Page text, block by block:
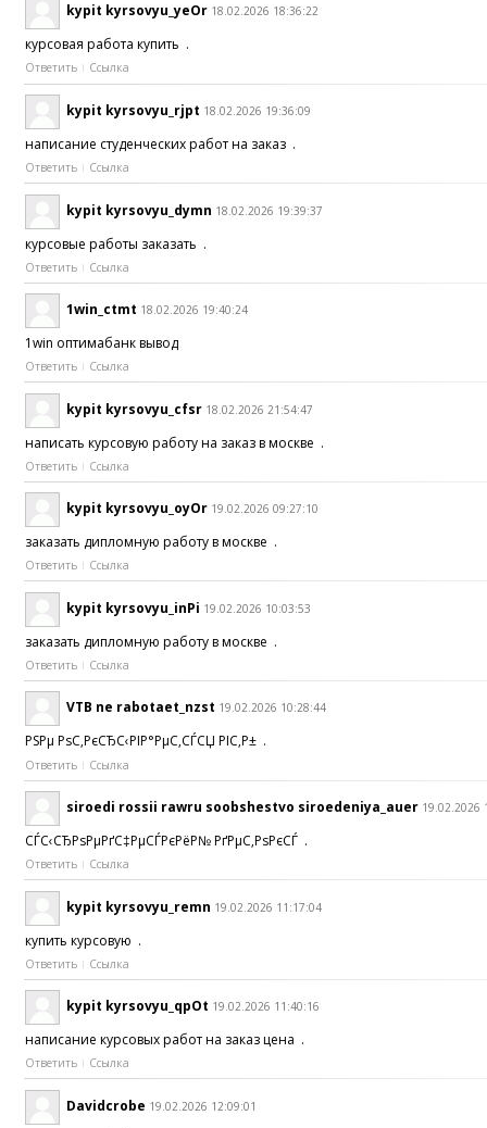
kypit kyrsovyu_yeOr 18.02.2026 18:36:22
курсовая работа купить .
Ответить Ссылка
kypit kyrsovyu_rjpt 18.02.2026 19:36:09
написание студенческих работ на заказ .
Ответить Ссылка
kypit kyrsovyu_dymn 18.02.2026 19:39:37
курсовые работы заказать .
Ответить Ссылка
1win_ctmt 18.02.2026 19:40:24
1win оптимабанк вывод
Ответить Ссылка
kypit kyrsovyu_cfsr 18.02.2026 21:54:47
написать курсовую работу на заказ в москве .
Ответить Ссылка
kypit kyrsovyu_oyOr 19.02.2026 09:27:10
заказать дипломную работу в москве .
Ответить Ссылка
kypit kyrsovyu_inPi 19.02.2026 10:03:53
заказать дипломную работу в москве .
Ответить Ссылка
VTB ne rabotaet_nzst 19.02.2026 10:28:44
РЅРµ РѕС‚РєСЂС‹РІР°РµС‚СЃСЏ РІС‚Р± .
Ответить Ссылка
siroedi rossii rawru soobshestvo siroedeniya_auer 19.02.2026
СЃС‹СЂРѕРµРґС‡РµСЃРєРёР№ РґРµС‚РѕРєСЃ .
Ответить Ссылка
kypit kyrsovyu_remn 19.02.2026 11:17:04
купить курсовую .
Ответить Ссылка
kypit kyrsovyu_qpOt 19.02.2026 11:40:16
написание курсовых работ на заказ цена .
Ответить Ссылка
Davidcrobe 19.02.2026 12:09:01